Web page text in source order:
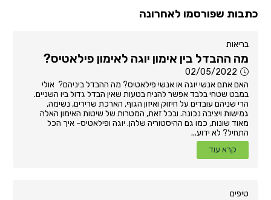
כתבות שפורסמו לאחרונה
בריאות
מה ההבדל בין אימון יוגה לאימון פילאטיס?
02/05/2022
האם אתם אנשי יוגה או אנשי פילאטיס? מה ההבדל ביניהם? אולי
במבט שטחי בלבד אפשר להניח בטעות שאין הבדל גדול ביו השניים.
הרי שניהם עובדים על חיזוק ואיזון הגוף, הארכת שרירים, נשימה,
גמישות ויציבה נכונה. ובכל זאת, המטרות של שיטות האימון האלה
מאוד שונות, כמו גם ההיסטוריה שלהן. יוגה ופילאטיס- איך הכל
התחיל? לא ידוע...
קרא עוד
טיפים